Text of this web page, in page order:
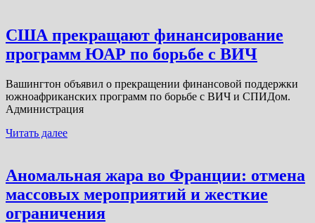
США прекращают финансирование
программ ЮАР по борьбе с ВИЧ
Вашингтон объявил о прекращении финансовой поддержки
южноафриканских программ по борьбе с ВИЧ и СПИДом.
Администрация
Читать далее
Аномальная жара во Франции: отмена
массовых мероприятий и жесткие
ограничения